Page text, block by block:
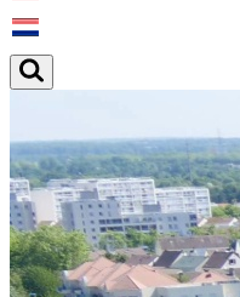
Maurepas
Actualités à la une